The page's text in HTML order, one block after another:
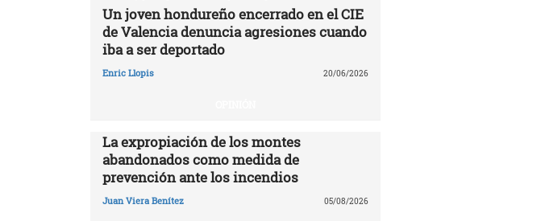
Un joven hondureño encerrado en el CIE
de Valencia denuncia agresiones cuando
iba a ser deportado
Enric Llopis 20/06/2026
La expropiación de los montes
abandonados como medida de
prevención ante los incendios
Juan Viera Benítez 05/08/2026